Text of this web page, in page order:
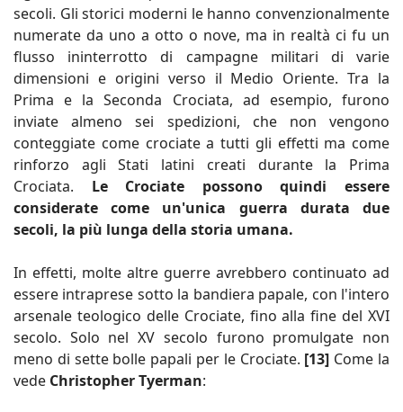
secoli. Gli storici moderni le hanno convenzionalmente
numerate da uno a otto o nove, ma in realtà ci fu un
flusso ininterrotto di campagne militari di varie
dimensioni e origini verso il Medio Oriente. Tra la
Prima e la Seconda Crociata, ad esempio, furono
inviate almeno sei spedizioni, che non vengono
conteggiate come crociate a tutti gli effetti ma come
rinforzo agli Stati latini creati durante la Prima
Crociata. Le Crociate possono quindi essere
considerate come un'unica guerra durata due
secoli, la più lunga della storia umana.
In effetti, molte altre guerre avrebbero continuato ad
essere intraprese sotto la bandiera papale, con l'intero
arsenale teologico delle Crociate, fino alla fine del XVI
secolo. Solo nel XV secolo furono promulgate non
meno di sette bolle papali per le Crociate. [13] Come la
vede Christopher Tyerman: